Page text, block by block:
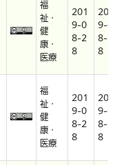
福
祉・
健
康・
医療
201
9-0
8-2
8
201
9-0
8-2
8
福
祉・
健
康・
医療
201
9-0
8-2
8
201
9-0
8-2
8